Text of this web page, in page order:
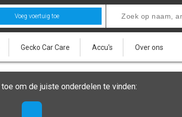
Voeg voertuig toe
Gecko Car Care Accu's Over ons
om de juiste onderdelen te vinden: